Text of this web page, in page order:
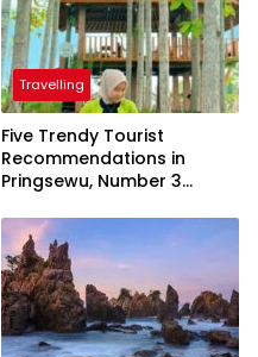
Travelling
Five Trendy Tourist
Recommendations in
Pringsewu, Number 3
President